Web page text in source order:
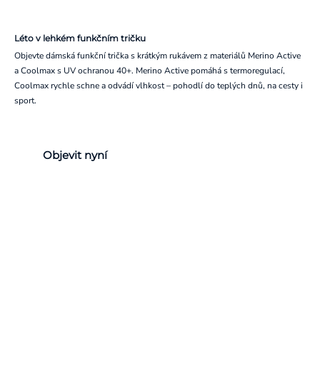
Léto v lehkém funkčním tričku
Objevte dámská funkční trička s krátkým rukávem z materiálů Merino Active
a Coolmax s UV ochranou 40+. Merino Active pomáhá s termoregulací,
Coolmax rychle schne a odvádí vlhkost – pohodlí do teplých dnů, na cesty i
sport.
Objevit nyní